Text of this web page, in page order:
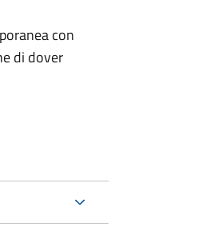
con
di dover